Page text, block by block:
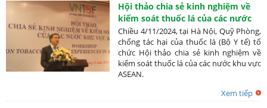
Hội thảo chia sẻ kinh nghiệm về
kiểm soát thuốc lá của các nước
khu vực ASEAN
Chiều 4/11/2024, tại Hà Nội, Quỹ Phòng,
chống tác hại của thuốc lá (Bộ Y tế) tổ
chức Hội thảo chia sẻ kinh nghiệm về
kiểm soát thuốc lá của các nước khu vực
ASEAN.
Xem tiếp